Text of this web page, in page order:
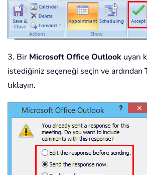
3. Bir Microsoft Office Outlook uyarı
istediğiniz seçeneği seçin ve ardından
tıklayın.